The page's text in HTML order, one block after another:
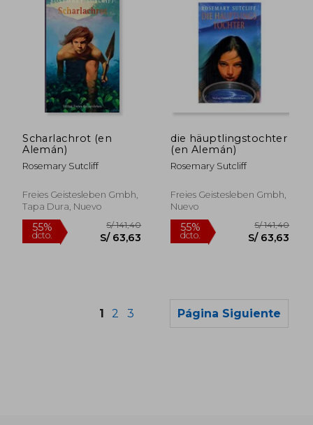
dcto. dcto. S/
Scharlachrot (en
Alemán)
Rosemary Sutcliff
Freies Geistesleben Gmbh,
Tapa Dura, Nuevo
die häuptlingstochter
(en Alemán)
Rosemary Sutcliff
Freies Geistesleben Gmbh,
Nuevo
1 2 3 Página Siguiente